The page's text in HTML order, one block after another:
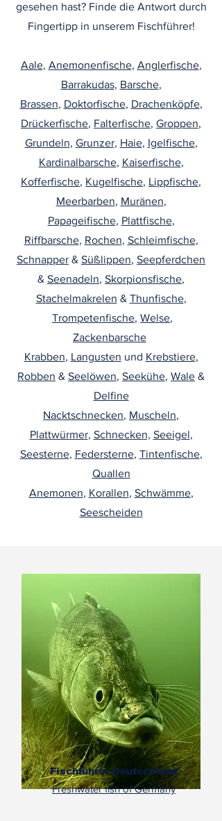
gesehen hast? Finde die Antwort durch
Fingertipp in unserem Fischführer!
Aale, Anemonenfische, Anglerfische,
Barrakudas, Barsche,
Brassen, Doktorfische, Drachenköpfe,
Drückerfische, Falterfische, Groppen,
Grundeln, Grunzer, Haie, Igelfische,
Kardinalbarsche, Kaiserfische,
Kofferfische, Kugelfische, Lippfische,
Meerbarben, Muränen,
Papageifische, Plattfische,
Riffbarsche, Rochen, Schleimfische,
Schnapper & Süßlippen, Seepferdchen
& Seenadeln, Skorpionsfische,
Stachelmakrelen & Thunfische,
Trompetenfische, Welse,
Zackenbarsche
Krabben, Langusten und Krebstiere,
Robben & Seelöwen, Seekühe, Wale &
Delfine
Nacktschnecken, Muscheln,
Plattwürmer, Schnecken, Seeigel,
Seesterne, Federsterne, Tintenfische,
Quallen
Anemonen, Korallen, Schwämme,
Seescheiden
Fischführer Deutschland
Freshwater fish of Germany